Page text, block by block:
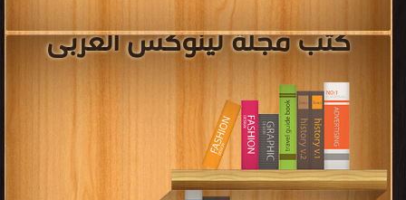
كتب مجلة لينوكس العربى